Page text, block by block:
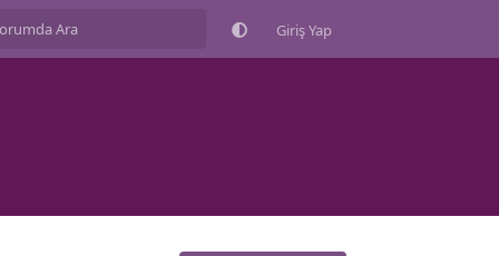
Giriş Yap